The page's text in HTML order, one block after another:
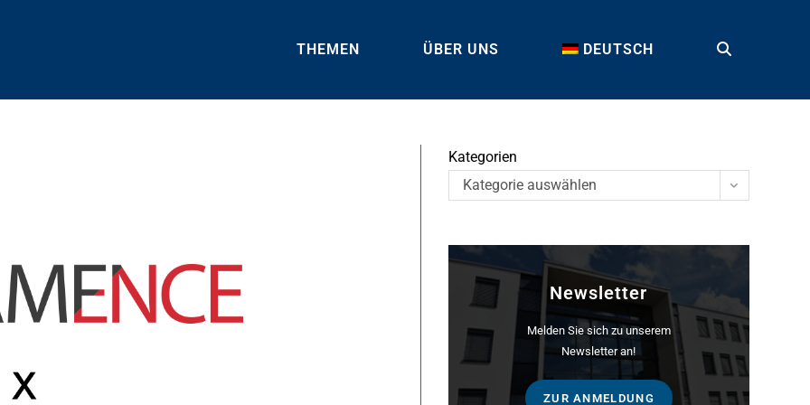
THEMEN ÜBER UNS DEUTSCH TOGGLE
SEARCH
Kategorien
Kategorie auswählen
Newsletter
Melden Sie sich zu unserem
Newsletter an!
ZUR ANMELDUNG